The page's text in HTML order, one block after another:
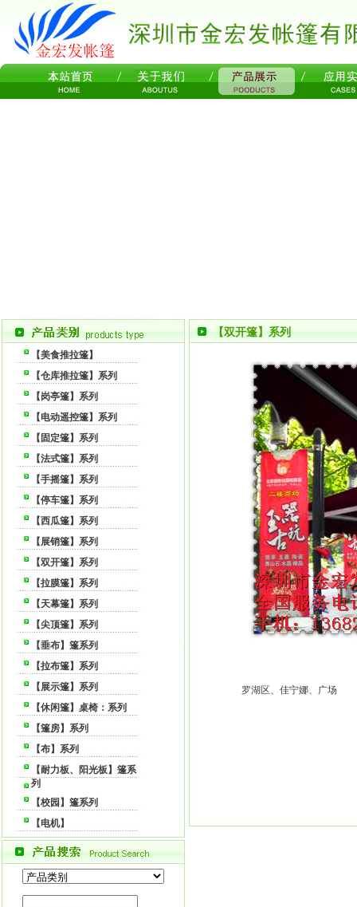
【美食推拉篷】
【仓库推拉篷】系列
【岗亭篷】系列
【电动遥控篷】系列
【固定篷】系列
【法式篷】系列
【手摇篷】系列
【停车篷】系列
【西瓜篷】系列
【展销篷】系列
【双开篷】系列
【拉膜篷】系列
【天幕篷】系列
【尖顶篷】系列
【垂布】篷系列
【拉布篷】系列
【展示篷】系列
【休闲篷】桌椅：系列
【篷房】系列
【布】系列
【耐力板、阳光板】篷系
列
【校园】篷系列
【电机】
【双开篷】系列
罗湖区、佳宁娜、广场